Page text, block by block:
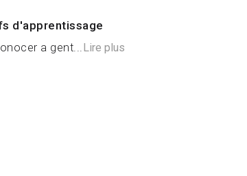
d'apprentissage
a gent... Lire plus